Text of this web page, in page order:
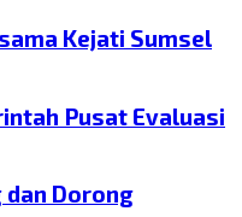
Kejati Sumsel
Pusat Evaluasi
dan Dorong